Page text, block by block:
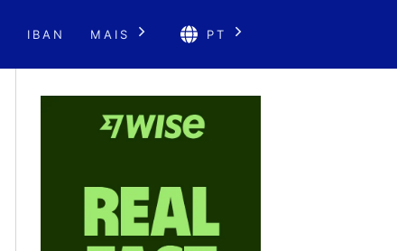
IBAN MAIS PT